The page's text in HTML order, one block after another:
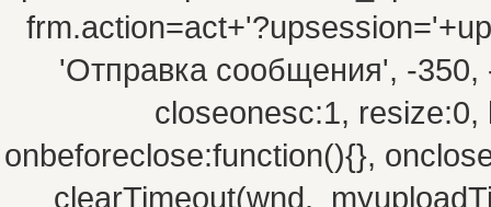
'Отправка сообщения', -350,
closeonesc:1,
onbeforeclose:function(){},